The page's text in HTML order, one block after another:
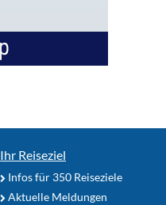
Ihr Reiseziel
Infos für 350 Reiseziele
Aktuelle Meldungen